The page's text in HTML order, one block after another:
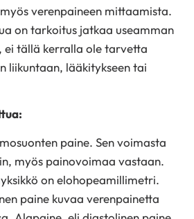
verenpaineen mittaamista.
on tarkoitus jatkaa useamman
ei tällä kerralla ole tarvetta
liikuntaan, lääkitykseen tai
paine. Sen voimasta
myös painovoimaa vastaan.
on elohopeamillimetri.
paine kuvaa verenpainetta